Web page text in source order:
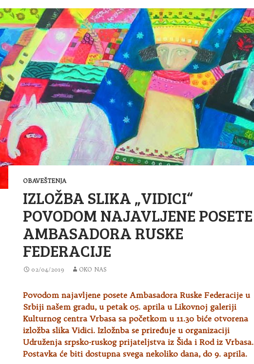
OBAVEŠTENJA
IZLOŽBA SLIKA „VIDICI“
POVODOM NAJAVLJENE POSETE
AMBASADORA RUSKE
FEDERACIJE
02/04/2019 OKO NAS
Povodom najavljene posete Ambasadora Ruske Federacije u
Srbiji našem gradu, u petak 05. aprila u Likovnoj galeriji
Kulturnog centra Vrbasa sa početkom u 11.30 biće otvorena
izložba slika Vidici. Izložnba se priređuje u organizaciji
Udruženja srpsko-ruskog prijateljstva iz Šida i Rod iz Vrbasa.
Postavka će biti dostupna svega nekoliko dana, do 9. aprila.